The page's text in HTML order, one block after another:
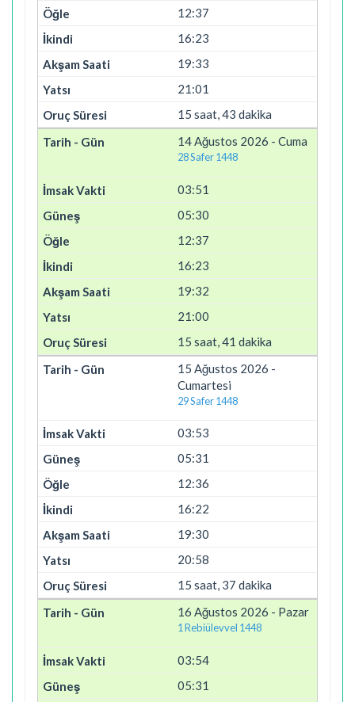
12:37
16:23
19:33
21:01
15 saat, 43 dakika
14 Ağustos 2026 - Cuma
28 Safer 1448
03:51
05:30
12:37
16:23
19:32
21:00
15 saat, 41 dakika
15 Ağustos 2026 -
Cumartesi
29 Safer 1448
03:53
05:31
12:36
16:22
19:30
20:58
15 saat, 37 dakika
16 Ağustos 2026 - Pazar
1 Rebiülevvel 1448
03:54
05:31